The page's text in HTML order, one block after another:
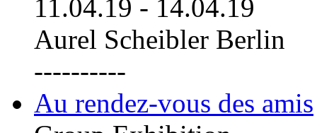
11.04.19 - 14.04.19
Aurel Scheibler Berlin
----------
Au rendez-vous des amis